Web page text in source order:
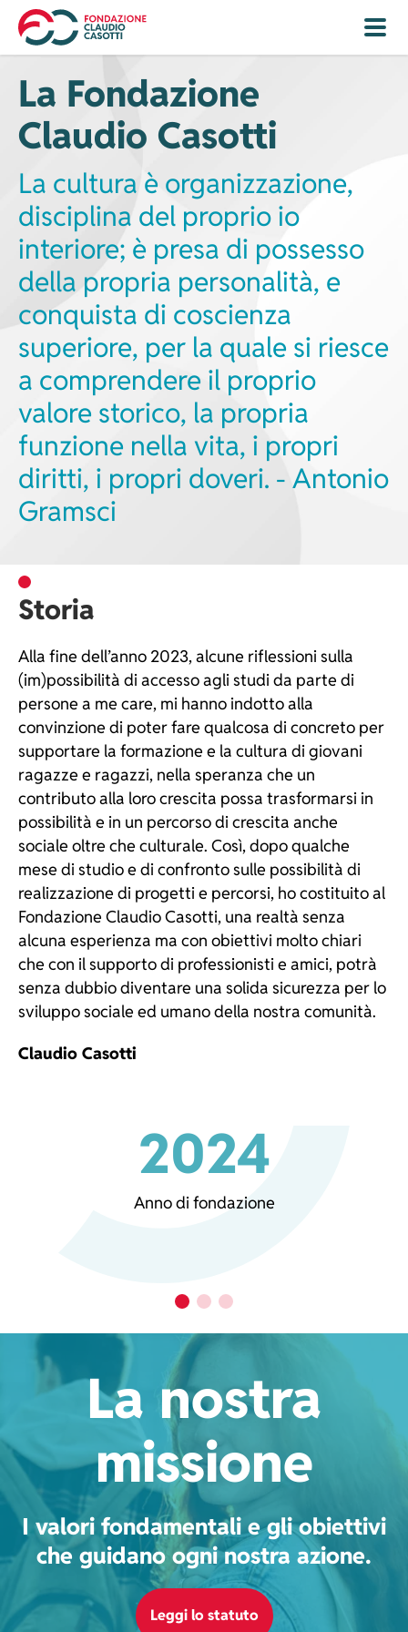
contenuto
principale
mobile
La Fondazione
Claudio Casotti
La cultura è organizzazione,
disciplina del proprio io
interiore; è presa di possesso
della propria personalità, e
conquista di coscienza
superiore, per la quale si riesce
a comprendere il proprio
valore storico, la propria
funzione nella vita, i propri
diritti, i propri doveri. - Antonio
Gramsci
Storia
Alla fine dell’anno 2023, alcune riflessioni sulla
(im)possibilità di accesso agli studi da parte di
persone a me care, mi hanno indotto alla
convinzione di poter fare qualcosa di concreto per
supportare la formazione e la cultura di giovani
ragazze e ragazzi, nella speranza che un
contributo alla loro crescita possa trasformarsi in
possibilità e in un percorso di crescita anche
sociale oltre che culturale. Così, dopo qualche
mese di studio e di confronto sulle possibilità di
realizzazione di progetti e percorsi, ho costituito al
Fondazione Claudio Casotti, una realtà senza
alcuna esperienza ma con obiettivi molto chiari
che con il supporto di professionisti e amici, potrà
senza dubbio diventare una solida sicurezza per lo
sviluppo sociale ed umano della nostra comunità.
Claudio Casotti
2024
Anno di fondazione
La nostra
missione
I valori fondamentali e gli obiettivi
che guidano ogni nostra azione.
Leggi lo statuto